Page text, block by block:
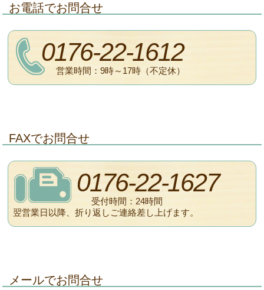
お電話でお問合せ
0176-22-1612
営業時間：9時～17時（不定休）
FAXでお問合せ
0176-22-1627
受付時間：24時間
翌営業日以降、折り返しご連絡差し上げます。
メールでお問合せ